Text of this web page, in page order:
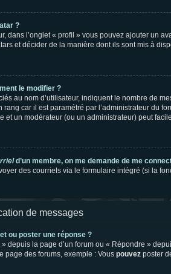
?
dans l’onglet « profil » vous pouvez ajouter un
et décider de la manière dont ils sont mis à
le modifier ?
au nom d’utilisateur, indiquent le nombre de
rang car il est paramétré par l’administrateur du
et un modérateur (ou un administrateur) peut
d’un membre, on me demande de me
des courriels via le formulaire intégré (si la
de messages
ou poster une réponse ?
depuis la page d’un forum ou « Répondre »
page des forums, exemple : Vous pouvez poster